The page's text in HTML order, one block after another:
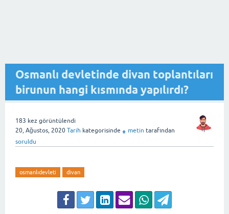
Osmanlı devletinde divan toplantıları
birunun hangi kısmında yapılırdı?
183 kez görüntülendi
20, Ağustos, 2020 Tarih kategorisinde ♦ metin tarafından
soruldu
osmanlıdevleti divan